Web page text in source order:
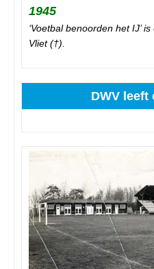
1945
‘Voetbal benoorden het IJ’
Vliet (†).
DWV leeft